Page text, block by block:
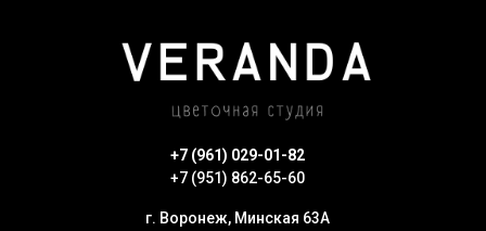
+7 (961) 029-01-82
+7 (951) 862-65-60
г. Воронеж, Минская 63А